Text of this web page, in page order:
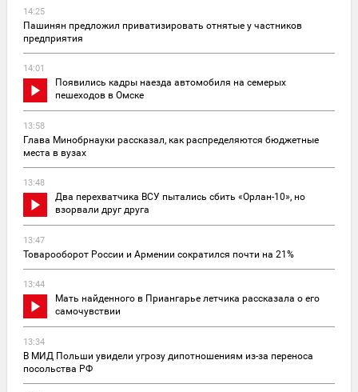
14:25
Пашинян предложил приватизировать отнятые у частников
предприятия
14:01
Появились кадры наезда автомобиля на семерых
пешеходов в Омске
13:58
Глава Минобрнауки рассказал, как распределяются бюджетные
места в вузах
13:48
Два перехватчика ВСУ пытались сбить «Орлан-10», но
взорвали друг друга
13:47
Товарооборот России и Армении сократился почти на 21%
13:44
Мать найденного в Приангарье летчика рассказала о его
самочувствии
13:34
В МИД Польши увидели угрозу дипотношениям из-за переноса
посольства РФ